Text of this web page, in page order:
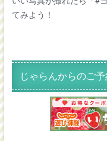
てみよう！
じゃらんからのご予